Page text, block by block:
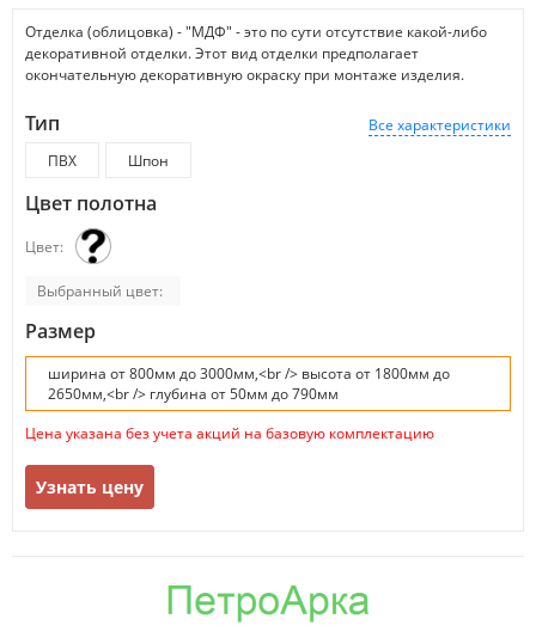
Отделка (облицовка) - "МДФ" - это по сути отсутствие какой-либо
декоративной отделки. Этот вид отделки предполагает
окончательную декоративную окраску при монтаже изделия.
Все характеристики
Тип
ПВХ Шпон
Цвет полотна
Цвет:
Выбранный цвет:
Размер
ширина от 800мм до 3000мм,<br /> высота от 1800мм до
2650мм,<br /> глубина от 50мм до 790мм
Цена указана без учета акций на базовую комплектацию
Узнать цену